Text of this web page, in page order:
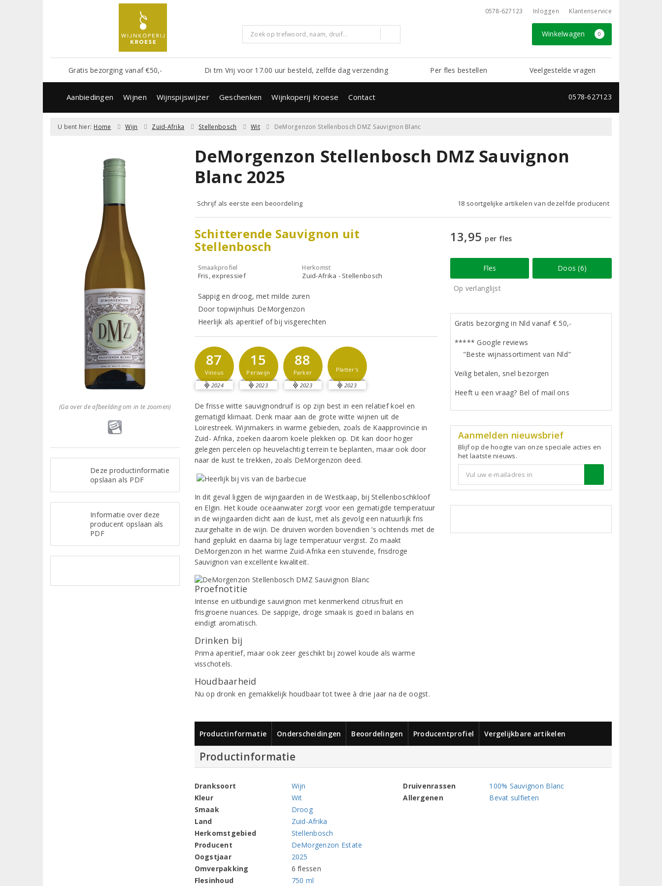
0578-627123 Inloggen Klantenservice
Winkelwagen 0
Gratis bezorging vanaf €50,- Di tm Vrij voor 17.00 uur besteld, zelfde dag verzending Per fles bestellen Veelgestelde vragen
Aanbiedingen Wijnen Wijnspijswijzer Geschenken Wijnkoperij Kroese Contact 0578-627123
U bent hier: Home Wijn Zuid-Afrika Stellenbosch Wit DeMorgenzon Stellenbosch DMZ Sauvignon Blanc
(Ga over de afbeelding om in te zoomen)
Deze productinformatie
opslaan als PDF
Informatie over deze
producent opslaan als
PDF
DeMorgenzon Stellenbosch DMZ Sauvignon
Blanc 2025
Schrijf als eerste een beoordeling 18 soortgelijke artikelen van dezelfde producent
Schitterende Sauvignon uit
Stellenbosch
Smaakprofiel
Fris, expressief
Herkomst
Zuid-Afrika - Stellenbosch
Sappig en droog, met milde zuren
Door topwijnhuis DeMorgenzon
Heerlijk als aperitief of bij visgerechten
87
Vinous
2024
15
Perswijn
2023
88
Parker
2023
Platter's
2023
De frisse witte sauvignondruif is op zijn best in een relatief koel en
gematigd klimaat. Denk maar aan de grote witte wijnen uit de
Loirestreek. Wijnmakers in warme gebieden, zoals de Kaapprovincie in
Zuid- Afrika, zoeken daarom koele plekken op. Dit kan door hoger
gelegen percelen op heuvelachtig terrein te beplanten, maar ook door
naar de kust te trekken, zoals DeMorgenzon deed.
In dit geval liggen de wijngaarden in de Westkaap, bij Stellenboschkloof
en Elgin. Het koude oceaanwater zorgt voor een gematigde temperatuur
in de wijngaarden dicht aan de kust, met als gevolg een natuurlijk fris
zuurgehalte in de wijn. De druiven worden bovendien ’s ochtends met de
hand geplukt en daarna bij lage temperatuur vergist. Zo maakt
DeMorgenzon in het warme Zuid-Afrika een stuivende, frisdroge
Sauvignon van excellente kwaliteit.
Proefnotitie
Intense en uitbundige sauvignon met kenmerkend citrusfruit en
frisgroene nuances. De sappige, droge smaak is goed in balans en
eindigt aromatisch.
Drinken bij
Prima aperitief, maar ook zeer geschikt bij zowel koude als warme
visschotels.
Houdbaarheid
Nu op dronk en gemakkelijk houdbaar tot twee à drie jaar na de oogst.
13,95 per fles
Fles Doos (6)
Op verlanglijst
Gratis bezorging in Nld vanaf € 50,-
***** Google reviews
"Beste wijnassortiment van Nld"
Veilig betalen, snel bezorgen
Heeft u een vraag? Bel of mail ons
Aanmelden nieuwsbrief
Blijf op de hoogte van onze speciale acties en
het laatste nieuws.
Productinformatie Onderscheidingen Beoordelingen Producentprofiel Vergelijkbare artikelen
Productinformatie
Dranksoort
Wijn
Kleur
Wit
Smaak
Droog
Land
Zuid-Afrika
Herkomstgebied
Stellenbosch
Producent
DeMorgenzon Estate
Oogstjaar
2025
Omverpakking
6 flessen
Flesinhoud
750 ml
Druivenrassen
100% Sauvignon Blanc
Allergenen
Bevat sulfieten